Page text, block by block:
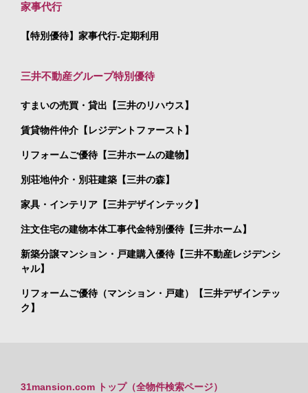
家事代行
【特別優待】家事代行-定期利用
三井不動産グループ特別優待
すまいの売買・貸出【三井のリハウス】
賃貸物件仲介【レジデントファースト】
リフォームご優待【三井ホームの建物】
別荘地仲介・別荘建築【三井の森】
家具・インテリア【三井デザインテック】
注文住宅の建物本体工事代金特別優待【三井ホーム】
新築分譲マンション・戸建購入優待【三井不動産レジデンシ
ャル】
リフォームご優待（マンション・戸建）【三井デザインテッ
ク】
31mansion.com トップ（全物件検索ページ）